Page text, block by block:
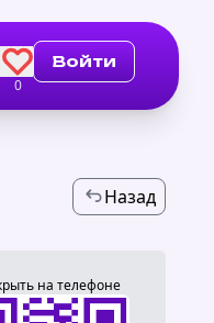
0
Войти
Назад
на телефоне